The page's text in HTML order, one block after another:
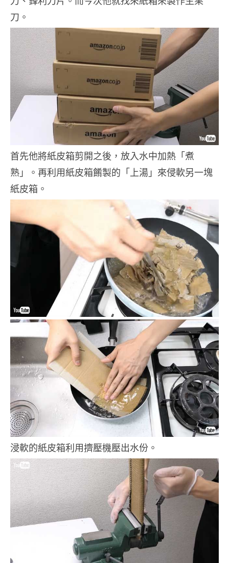
刀。
首先他將紙皮箱剪開之後，放入水中加熱「煮
熟」。再利用紙皮箱餚製的「上湯」來侵軟另一塊
紙皮箱。
浸軟的紙皮箱利用擠壓機壓出水份。